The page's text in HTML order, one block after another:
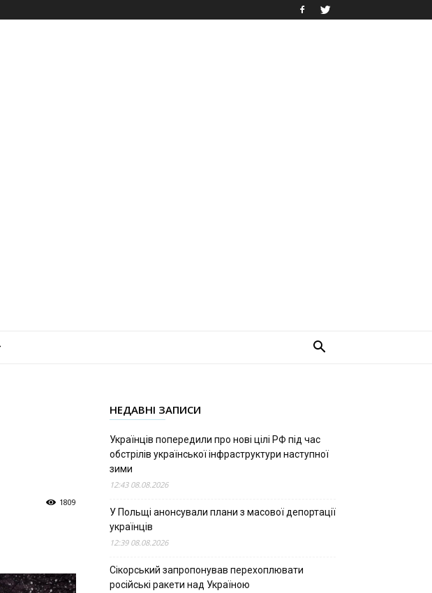
1809
НЕДАВНІ ЗАПИСИ
Українців попередили про нові цілі РФ під час
обстрілів української інфраструктури наступної
зими
12:43 08.08.2026
У Польщі анонсували плани з масової депортації
українців
12:39 08.08.2026
Сікорський запропонував перехоплювати
російські ракети над Україною